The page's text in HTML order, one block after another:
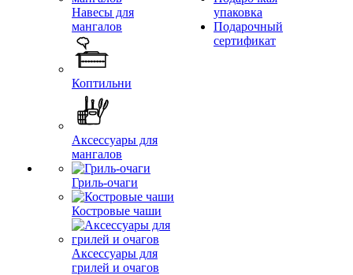
Навесы для
мангалов
Коптильни
Аксессуары для
мангалов
Гриль-очаги
Костровые чаши
Аксессуары для
грилей и очагов
упаковка
Подарочный
сертификат